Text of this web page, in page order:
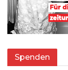
Spenden